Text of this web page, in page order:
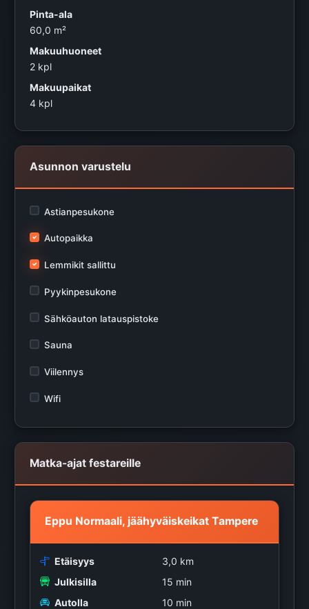
Pinta-ala
60,0 m²
Makuuhuoneet
2 kpl
Makuupaikat
4 kpl
Asunnon varustelu
Astianpesukone
Autopaikka
Lemmikit sallittu
Pyykinpesukone
Sähköauton latauspistoke
Sauna
Viilennys
Wifi
Matka-ajat festareille
Eppu Normaali, jäähyväiskeikat Tampere
Etäisyys
3,0 km
Julkisilla
15 min
Autolla
10 min